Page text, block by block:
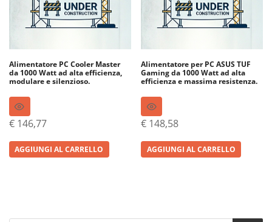
Alimentatore PC Cooler Master
da 1000 Watt ad alta efficienza,
modulare e silenzioso.
€ 146,77
AGGIUNGI AL CARRELLO
Alimentatore per PC ASUS TUF
Gaming da 1000 Watt ad alta
efficienza e massima resistenza.
€ 148,58
AGGIUNGI AL CARRELLO